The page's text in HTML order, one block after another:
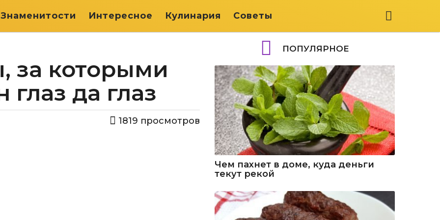
Знаменитости Интересное Кулинария Советы
за которыми
да глаз
1819 просмотров
ПОПУЛЯРНОЕ
Чем пахнет в доме, куда деньги
текут рекой